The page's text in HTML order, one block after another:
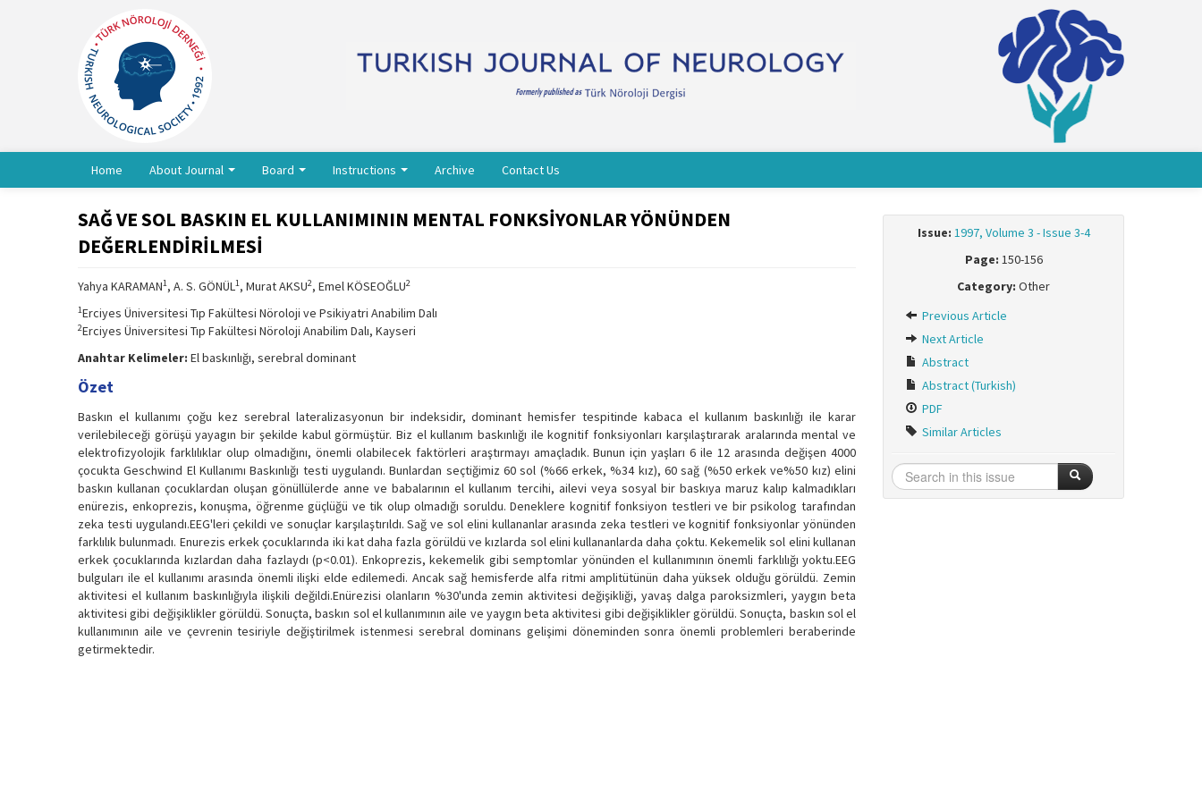
Home About Journal Board Instructions Archive Contact Us
SAĞ VE SOL BASKIN EL KULLANIMININ MENTAL FONKSİYONLAR YÖNÜNDEN
DEĞERLENDİRİLMESİ
Yahya KARAMAN1, A. S. GÖNÜL1, Murat AKSU2, Emel KÖSEOĞLU2
1Erciyes Üniversitesi Tıp Fakültesi Nöroloji ve Psikiyatri Anabilim Dalı
2Erciyes Üniversitesi Tıp Fakültesi Nöroloji Anabilim Dalı, Kayseri
Anahtar Kelimeler: El baskınlığı, serebral dominant
Özet
Baskın el kullanımı çoğu kez serebral lateralizasyonun bir indeksidir, dominant hemisfer tespitinde kabaca el kullanım baskınlığı ile karar
verilebileceği görüşü yayagın bir şekilde kabul görmüştür. Biz el kullanım baskınlığı ile kognitif fonksiyonları karşılaştırarak aralarında mental ve
elektrofizyolojik farklılıklar olup olmadığını, önemli olabilecek faktörleri araştırmayı amaçladık. Bunun için yaşları 6 ile 12 arasında değişen 4000
çocukta Geschwind El Kullanımı Baskınlığı testi uygulandı. Bunlardan seçtiğimiz 60 sol (%66 erkek, %34 kız), 60 sağ (%50 erkek ve%50 kız) elini
baskın kullanan çocuklardan oluşan gönüllülerde anne ve babalarının el kullanım tercihi, ailevi veya sosyal bir baskıya maruz kalıp kalmadıkları
enürezis, enkoprezis, konuşma, öğrenme güçlüğü ve tik olup olmadığı soruldu. Deneklere kognitif fonksiyon testleri ve bir psikolog tarafından
zeka testi uygulandı.EEG'leri çekildi ve sonuçlar karşılaştırıldı. Sağ ve sol elini kullananlar arasında zeka testleri ve kognitif fonksiyonlar yönünden
farklılık bulunmadı. Enurezis erkek çocuklarında iki kat daha fazla görüldü ve kızlarda sol elini kullananlarda daha çoktu. Kekemelik sol elini kullanan
erkek çocuklarında kızlardan daha fazlaydı (p<0.01). Enkoprezis, kekemelik gibi semptomlar yönünden el kullanımının önemli farklılığı yoktu.EEG
bulguları ile el kullanımı arasında önemli ilişki elde edilemedi. Ancak sağ hemisferde alfa ritmi amplitütünün daha yüksek olduğu görüldü. Zemin
aktivitesi el kullanım baskınlığıyla ilişkili değildi.Enürezisi olanların %30'unda zemin aktivitesi değişikliği, yavaş dalga paroksizmleri, yaygın beta
aktivitesi gibi değişiklikler görüldü. Sonuçta, baskın sol el kullanımının aile ve yaygın beta aktivitesi gibi değişiklikler görüldü. Sonuçta, baskın sol el
kullanımının aile ve çevrenin tesiriyle değiştirilmek istenmesi serebral dominans gelişimi döneminden sonra önemli problemleri beraberinde
getirmektedir.
Issue: 1997, Volume 3 - Issue 3-4
Page: 150-156
Category: Other
Previous Article
Next Article
Abstract
Abstract (Turkish)
PDF
Similar Articles